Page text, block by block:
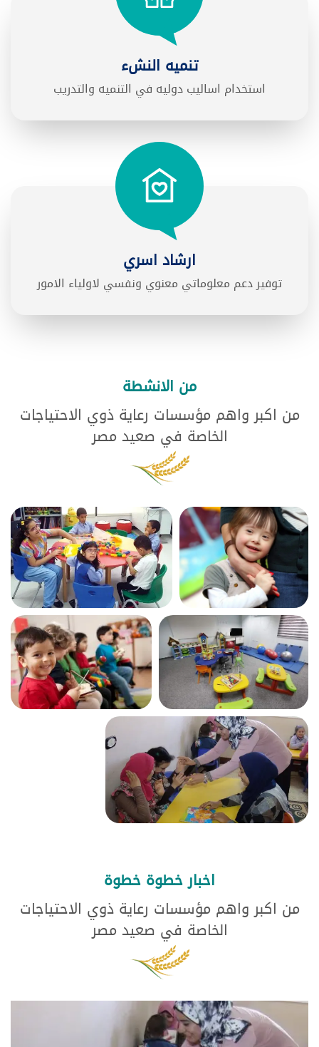
تنميه النشء
استخدام اساليب دوليه في التنميه والتدريب
ارشاد اسري
توفير دعم معلوماتي معنوي ونفسي لاولياء الامور
من الانشطة
من اكبر واهم مؤسسات رعاية ذوي الاحتياجات
الخاصة في صعيد مصر
اخبار خطوة خطوة
من اكبر واهم مؤسسات رعاية ذوي الاحتياجات
الخاصة في صعيد مصر